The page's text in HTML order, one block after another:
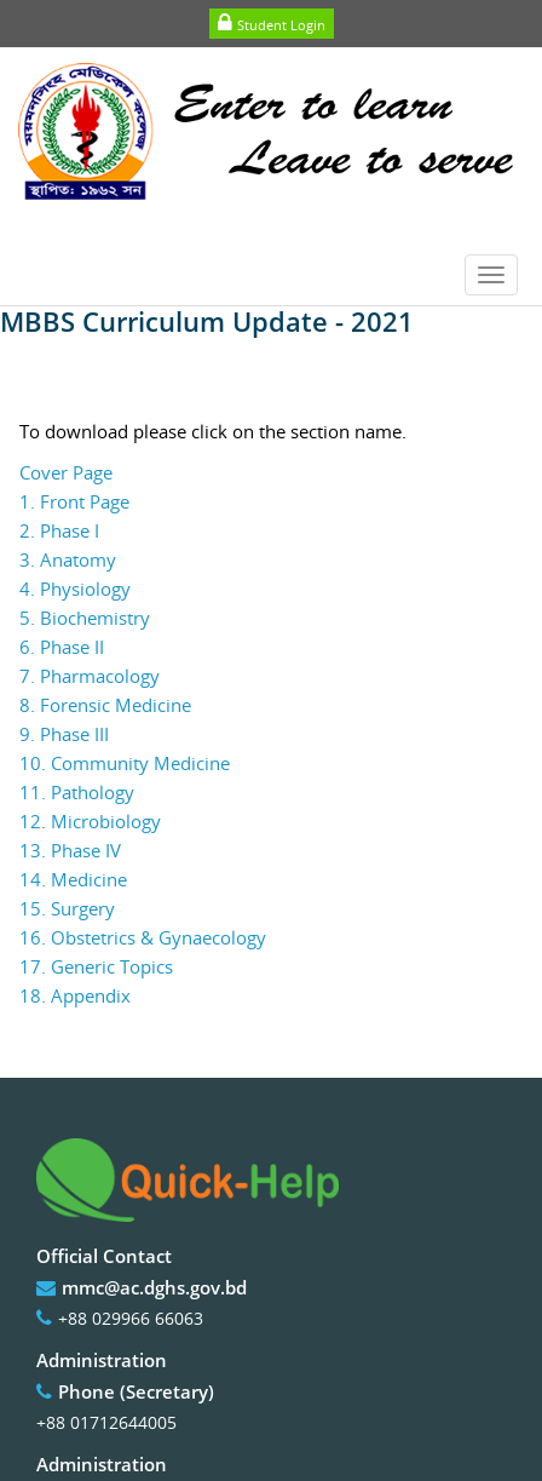
Student Login
MBBS Curriculum Update - 2021
To download please click on the section name.
Cover Page
1. Front Page
2. Phase I
3. Anatomy
4. Physiology
5. Biochemistry
6. Phase II
7. Pharmacology
8. Forensic Medicine
9. Phase III
10. Community Medicine
11. Pathology
12. Microbiology
13. Phase IV
14. Medicine
15. Surgery
16. Obstetrics & Gynaecology
17. Generic Topics
18. Appendix
Official Contact
mmc@ac.dghs.gov.bd
+88 029966 66063
Administration
Phone (Secretary)
+88 01712644005
Administration